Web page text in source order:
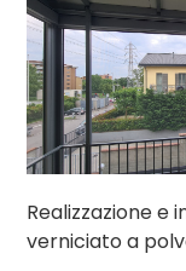
Realizzazione e
verniciato a